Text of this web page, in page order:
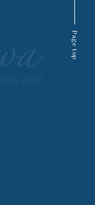
Page top